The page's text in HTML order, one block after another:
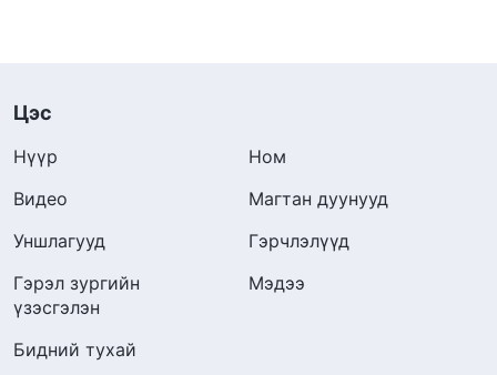
Цэс
Нүүр
Ном
Видео
Магтан дуунууд
Уншлагууд
Гэрчлэлүүд
Гэрэл зургийн
үзэсгэлэн
Мэдээ
Бидний тухай